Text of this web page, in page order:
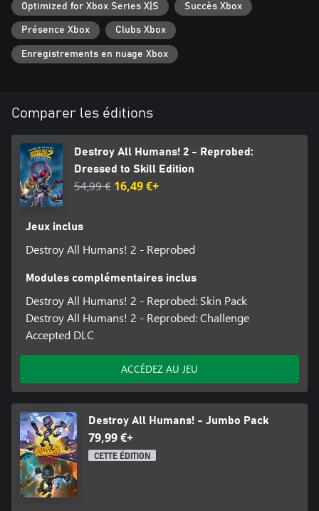
Optimized for Xbox Series X|S Succès Xbox
Présence Xbox Clubs Xbox
Enregistrements en nuage Xbox
Comparer les éditions
Destroy All Humans! 2 - Reprobed:
Dressed to Skill Edition
54,99 € 16,49 €+
Jeux inclus
Destroy All Humans! 2 - Reprobed
Modules complémentaires inclus
Destroy All Humans! 2 - Reprobed: Skin Pack
Destroy All Humans! 2 - Reprobed: Challenge
Accepted DLC
ACCÉDEZ AU JEU
Destroy All Humans! - Jumbo Pack
79,99 €+
CETTE ÉDITION